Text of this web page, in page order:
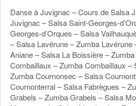
Danse à Juvignac – Cours de Salsa
Juvignac – Salsa Saint-Georges-
Georges-d’Orques – Salsa
– Salsa Lavérune – Zumba
Aniane – Salsa La Boissière –
Combaillaux – Zumba Combaillaux –
Zumba Cournonsec – Salsa
Cournonterral – Salsa Fabrègues –
Grabels – Zumba Grabels – Salsa